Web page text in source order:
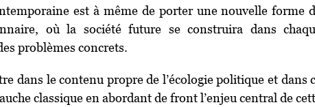
est à même de porter une nouvelle forme
où la société future se construira dans
problèmes concrets.
dans le contenu propre de l’écologie politique et dans
classique en abordant de front l’enjeu central de